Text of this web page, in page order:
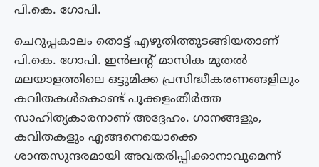
പി.കെ. ഗോപി.
ചെറുപ്പകാലം തൊട്ട് എഴുതിത്തുടങ്ങിയതാണ്
പി.കെ. ഗോപി. ഇൻലന്റ് മാസിക മുതൽ
മലയാളത്തിലെ ഒട്ടുമിക്ക പ്രസിദ്ധീകരണങ്ങളിലും
കവിതകൾകൊണ്ട് പൂക്കളംതീർത്ത
സാഹിത്യകാരനാണ് അദ്ദേഹം. ഗാനങ്ങളും,
കവിതകളും എങ്ങനെയൊക്കെ
ശാന്തസുന്ദരമായി അവതരിപ്പിക്കാനാവുമെന്ന്